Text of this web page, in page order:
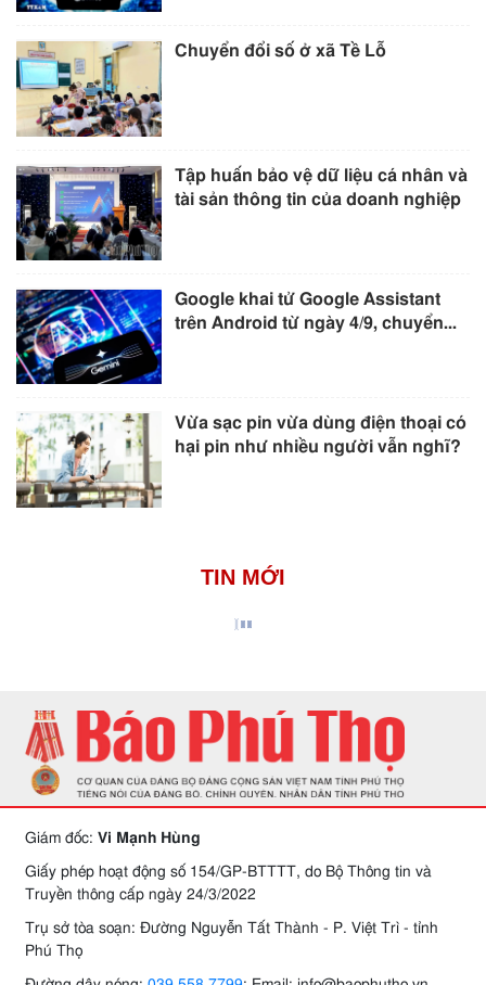
Chuyển đổi số ở xã Tề Lỗ
Tập huấn bảo vệ dữ liệu cá nhân và
tài sản thông tin của doanh nghiệp
Google khai tử Google Assistant
trên Android từ ngày 4/9, chuyển...
Vừa sạc pin vừa dùng điện thoại có
hại pin như nhiều người vẫn nghĩ?
TIN MỚI
Giám đốc: Vi Mạnh Hùng
Giấy phép hoạt động số 154/GP-BTTTT, do Bộ Thông tin và
Truyền thông cấp ngày 24/3/2022
Trụ sở tòa soạn: Đường Nguyễn Tất Thành - P. Việt Trì - tỉnh
Phú Thọ